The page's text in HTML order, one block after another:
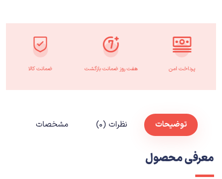
پرداخت امن هفت روز ضمانت بازگشت ضمانت کالا
توضیحات نظرات (۰) مشخصات
معرفی محصول